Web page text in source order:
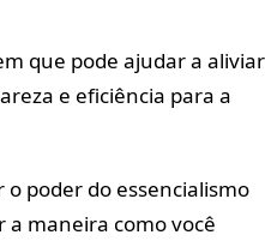
que pode ajudar a aliviar
e eficiência para a
poder do essencialismo
maneira como você